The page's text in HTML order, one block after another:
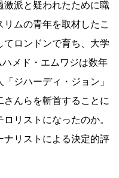
激派と疑われたために職
ムの青年を取材したこ
てロンドンで育ち、大学
メド・エムワジは数年
ジハーディ・ジョン」
さんらを斬首することに
リストになったのか。
ナリストによる決定的評